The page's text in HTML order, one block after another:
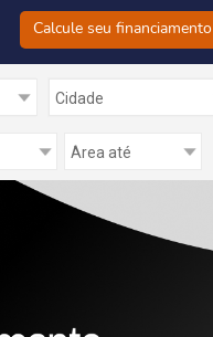
Calcule seu financiamento